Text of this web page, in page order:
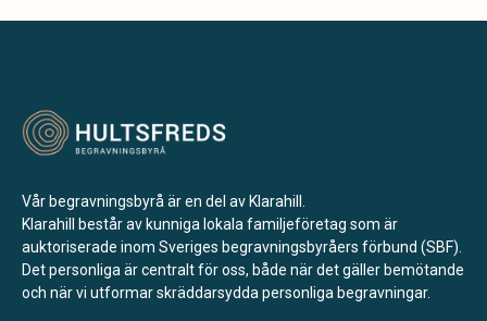
Vår begravningsbyrå är en del av Klarahill.
Klarahill består av kunniga lokala familjeföretag som är
auktoriserade inom Sveriges begravningsbyråers förbund (SBF).
Det personliga är centralt för oss, både när det gäller bemötande
och när vi utformar skräddarsydda personliga begravningar.